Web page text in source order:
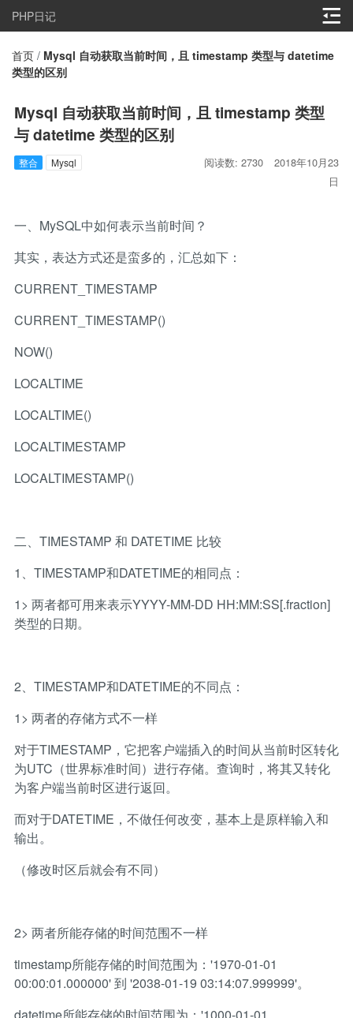
PHP日记
首页 / Mysql 自动获取当前时间，且 timestamp 类型与 datetime
类型的区别
Mysql 自动获取当前时间，且 timestamp 类型
与 datetime 类型的区别
整合 Mysql 阅读数: 2730
2018年10月23
日
一、MySQL中如何表示当前时间？
其实，表达方式还是蛮多的，汇总如下：
CURRENT_TIMESTAMP
CURRENT_TIMESTAMP()
NOW()
LOCALTIME
LOCALTIME()
LOCALTIMESTAMP
LOCALTIMESTAMP()
二、TIMESTAMP 和 DATETIME 比较
1、TIMESTAMP和DATETIME的相同点：
1> 两者都可用来表示YYYY-MM-DD HH:MM:SS[.fraction]
类型的日期。
2、TIMESTAMP和DATETIME的不同点：
1> 两者的存储方式不一样
对于TIMESTAMP，它把客户端插入的时间从当前时区转化
为UTC（世界标准时间）进行存储。查询时，将其又转化
为客户端当前时区进行返回。
而对于DATETIME，不做任何改变，基本上是原样输入和
输出。
（修改时区后就会有不同）
2> 两者所能存储的时间范围不一样
timestamp所能存储的时间范围为：'1970-01-01
00:00:01.000000' 到 '2038-01-19 03:14:07.999999'。